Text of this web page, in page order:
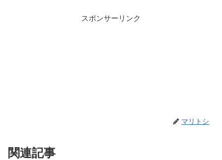
スポンサーリンク
マリトシ
関連記事